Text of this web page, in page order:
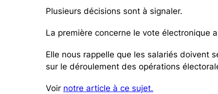
Plusieurs décisions sont à signaler.
La première concerne le vote électronique
Elle nous rappelle que les salariés doivent
sur le déroulement des opérations
Voir notre article à ce sujet.